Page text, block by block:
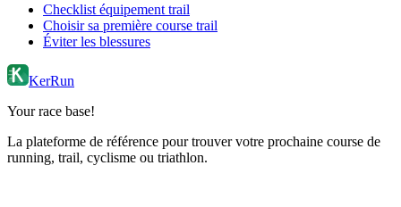
Checklist équipement trail
Choisir sa première course trail
Éviter les blessures
KerRun
Your race base!
La plateforme de référence pour trouver votre prochaine course de
running, trail, cyclisme ou triathlon.